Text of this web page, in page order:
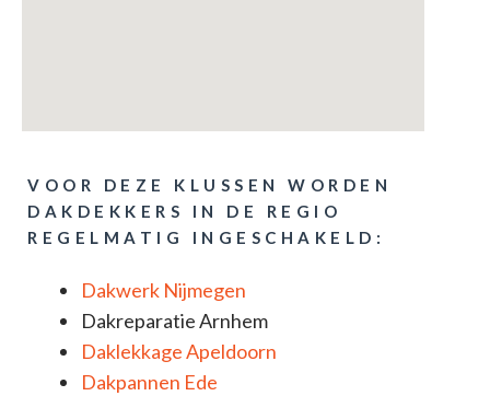
VOOR DEZE KLUSSEN WORDEN
DAKDEKKERS IN DE REGIO
REGELMATIG INGESCHAKELD:
Dakwerk Nijmegen
Dakreparatie Arnhem
Daklekkage Apeldoorn
Dakpannen Ede